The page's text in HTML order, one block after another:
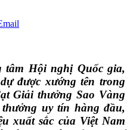
tâm Hội nghị Quốc gia,
được xướng tên trong
Giải thưởng Sao Vàng
uy tín hàng đầu,
xuất sắc của Việt Nam